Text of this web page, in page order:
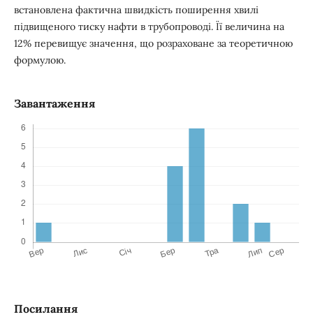
встановлена фактична швидкість поширення хвилі
підвищеного тиску нафти в трубопроводі. Її величина на
12% перевищує значення, що розраховане за теоретичною
формулою.
Завантаження
Посилання